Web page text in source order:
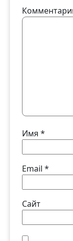
Имя *
Email *
Сайт